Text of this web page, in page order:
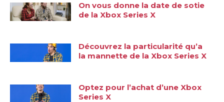
On vous donne la date de sotie
de la Xbox Series X
Découvrez la particularité qu’a
la mannette de la Xbox Series X
Optez pour l’achat d’une Xbox
Series X